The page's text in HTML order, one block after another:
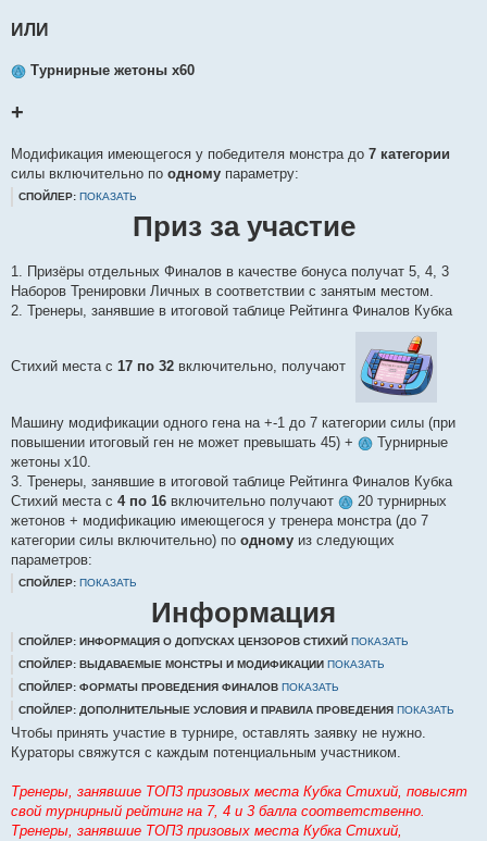
ИЛИ
Турнирные жетоны х60
+
Модификация имеющегося у победителя монстра до 7 категории
силы включительно по одному параметру:
СПОЙЛЕР: ПОКАЗАТЬ
Приз за участие
1. Призёры отдельных Финалов в качестве бонуса получат 5, 4, 3
Наборов Тренировки Личных в соответствии с занятым местом.
2. Тренеры, занявшие в итоговой таблице Рейтинга Финалов Кубка
Стихий места с 17 по 32 включительно, получают
Машину модификации одного гена на +-1 до 7 категории силы (при
повышении итоговый ген не может превышать 45) +
Турнирные
жетоны х10.
3. Тренеры, занявшие в итоговой таблице Рейтинга Финалов Кубка
Стихий места с 4 по 16 включительно получают
20 турнирных
жетонов + модификацию имеющегося у тренера монстра (до 7
категории силы включительно) по одному из следующих
параметров:
СПОЙЛЕР: ПОКАЗАТЬ
Информация
СПОЙЛЕР: ИНФОРМАЦИЯ О ДОПУСКАХ ЦЕНЗОРОВ СТИХИЙ ПОКАЗАТЬ
СПОЙЛЕР: ВЫДАВАЕМЫЕ МОНСТРЫ И МОДИФИКАЦИИ ПОКАЗАТЬ
СПОЙЛЕР: ФОРМАТЫ ПРОВЕДЕНИЯ ФИНАЛОВ ПОКАЗАТЬ
СПОЙЛЕР: ДОПОЛНИТЕЛЬНЫЕ УСЛОВИЯ И ПРАВИЛА ПРОВЕДЕНИЯ ПОКАЗАТЬ
Чтобы принять участие в турнире, оставлять заявку не нужно.
Кураторы свяжутся с каждым потенциальным участником.
Тренеры, занявшие ТОП3 призовых места Кубка Стихий, повысят
свой турнирный рейтинг на 7, 4 и 3 балла соответственно.
Тренеры, занявшие ТОП3 призовых места Кубка Стихий,